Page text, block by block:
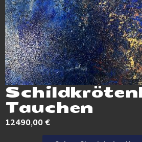
Tauchen
12490,00€